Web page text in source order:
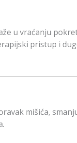
u vraćanju
pristup i
mišića,